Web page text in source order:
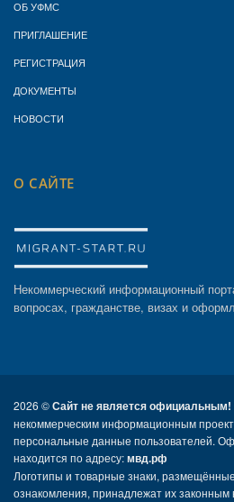
ОБ УФМС
ПРИГЛАШЕНИЕ
РЕГИСТРАЦИЯ
ДОКУМЕНТЫ
НОВОСТИ
О САЙТЕ
Некоммерческий информационный
вопросах, гражданстве, визах и
2026 ©Сайт не является официальным!
некоммерческим информационным
персональные данные пользователей.
находится по адресу:мвд.рф
Логотипы и товарные знаки,
ознакомления, принадлежат их законным